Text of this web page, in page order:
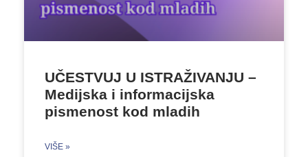
UČESTVUJ U ISTRAŽIVANJU –
Medijska i informacijska
pismenost kod mladih
VIŠE »